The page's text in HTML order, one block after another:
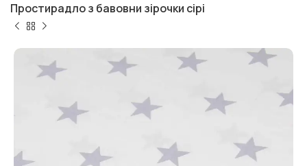
Простирадло з бавовни зірочки сірі